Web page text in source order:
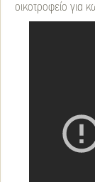
οικοτροφείο για